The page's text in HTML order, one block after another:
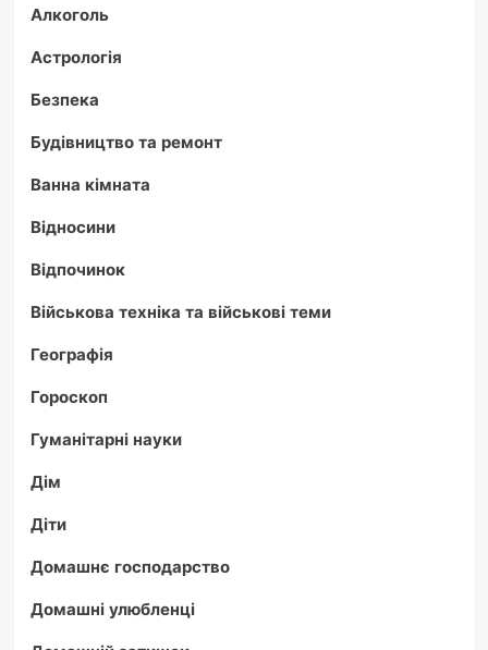
Алкоголь
Астрологія
Безпека
Будівництво та ремонт
Ванна кімната
Відносини
Відпочинок
Військова техніка та військові теми
Географія
Гороскоп
Гуманітарні науки
Дім
Діти
Домашнє господарство
Домашні улюбленці